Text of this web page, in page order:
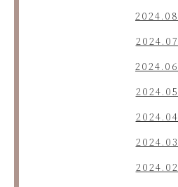
2024.08
2024.07
2024.06
2024.05
2024.04
2024.03
2024.02